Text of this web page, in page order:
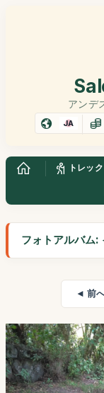
アンデ
JA
トレック
フォトアルバム:
◄ 前へ